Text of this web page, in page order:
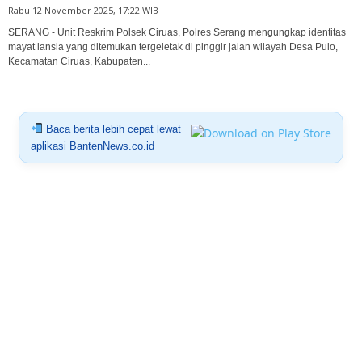
Rabu 12 November 2025, 17:22 WIB
SERANG - Unit Reskrim Polsek Ciruas, Polres Serang mengungkap identitas
mayat lansia yang ditemukan tergeletak di pinggir jalan wilayah Desa Pulo,
Kecamatan Ciruas, Kabupaten...
Baca berita lebih cepat lewat
aplikasi BantenNews.co.id